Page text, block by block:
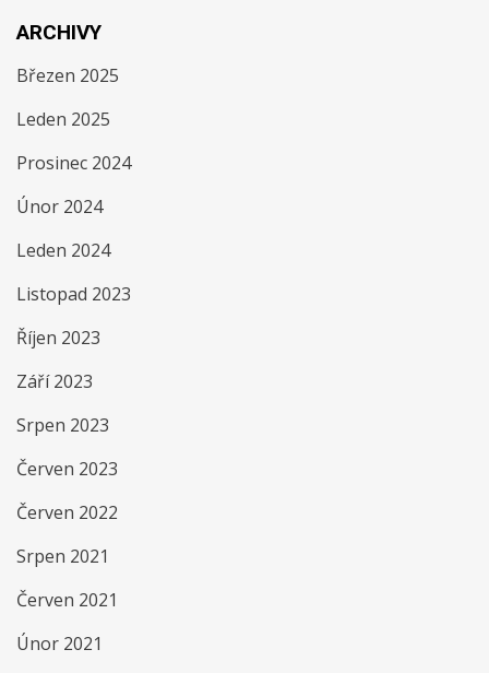
ARCHIVY
Březen 2025
Leden 2025
Prosinec 2024
Únor 2024
Leden 2024
Listopad 2023
Říjen 2023
Září 2023
Srpen 2023
Červen 2023
Červen 2022
Srpen 2021
Červen 2021
Únor 2021